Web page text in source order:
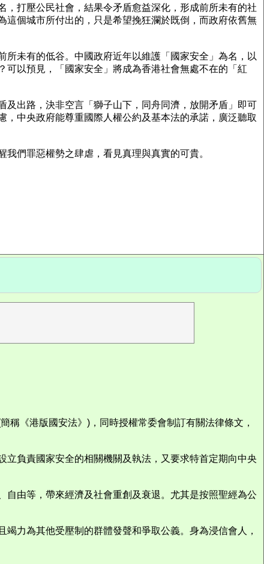
打壓公民社會，結果令矛盾愈益深化，形成前所未有的社
個城市所付出的，只是希望挽狂瀾於既倒，而政府依舊無
未有的低谷。中國政府近年以維護「國家安全」為名，以
以預見，「國家安全」將成為香港社會無處不在的「紅
出路，決非空言「獅子山下，同舟同濟，放開矛盾」即可
中央政府能尊重國際人權公約及基本法的承諾，廣泛聽取
們罪惡權勢之肆虐，看見真理與真實的可貴。
《港版國安法》)，同時授權常委會制訂有關法律條文，
立負責國家安全的相關機關及執法，又要求特首定期向中央
由等，帶來經濟及社會重創及衰退。尤其是按照聖經為公
力為其他受壓制的群體發聲和爭取公義。身為浸信會人，